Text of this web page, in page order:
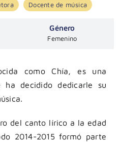
como Chía, es una
ha decidido dedicarle su
del canto lírico a la edad
2014-2015 formó parte
Docente de música
Género
Femenino